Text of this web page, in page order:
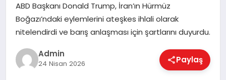
EKONOMI
MAGAZIN
ABD Başkanı Donald Trump, İran’ın Hürmüz
Boğazı’ndaki eylemlerini ateşkes ihlali olarak
nitelendirdi ve barış anlaşması için şartlarını duyurdu.
Admin
24 Nisan 2026 Paylaş